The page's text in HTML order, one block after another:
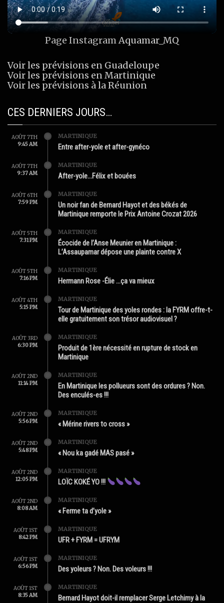
Page InstagramAquamar_MQ
Voir les prévisions en Guadeloupe
Voir les prévisions en Martinique
Voir les prévisions à la Réunion
CES DERNIERS JOURS…
AOÛT 7TH
9:45 AM
MARTINIQUE
Entre after-yole et after-gynéco
AOÛT 7TH
9:37 AM
MARTINIQUE
After-yole…Félix et bouées
AOÛT 6TH
7:59 PM
MARTINIQUE
Un noir fan de Bernard Hayot et des békés de
Martinique remporte le Prix Antoine Crozat 2026
AOÛT 5TH
7:31 PM
MARTINIQUE
Écocide de l’Anse Meunier en Martinique :
L’Assaupamar dépose une plainte contre X
AOÛT 5TH
7:16 PM
MARTINIQUE
Hermann Rose -Élie …ça va mieux
AOÛT 4TH
5:15 PM
MARTINIQUE
Tour de Martinique des yoles rondes : la FYRM offre-t-
elle gratuitement son trésor audiovisuel ?
AOÛT 3RD
6:30 PM
MARTINIQUE
Produit de 1ère nécessité en rupture de stock en
Martinique
AOÛT 2ND
11:14 PM
MARTINIQUE
En Martinique les pollueurs sont des ordures ? Non.
Des enculés-es !!!
AOÛT 2ND
5:56 PM
MARTINIQUE
« Mérine rivers to cross »
AOÛT 2ND
5:48 PM
MARTINIQUE
« Nou ka gadé MAS pasé »
AOÛT 2ND
12:05 PM
MARTINIQUE
LOÏC KOKÉ YO !!!
AOÛT 2ND
8:08 AM
MARTINIQUE
« Ferme ta d’yole »
AOÛT 1ST
8:42 PM
MARTINIQUE
UFR + FYRM = UFRYM
AOÛT 1ST
6:56 PM
MARTINIQUE
Des yoleurs ? Non. Des voleurs !!!
AOÛT 1ST
8:35 AM
MARTINIQUE
Bernard Hayot doit-il remplacer Serge Letchimy à la